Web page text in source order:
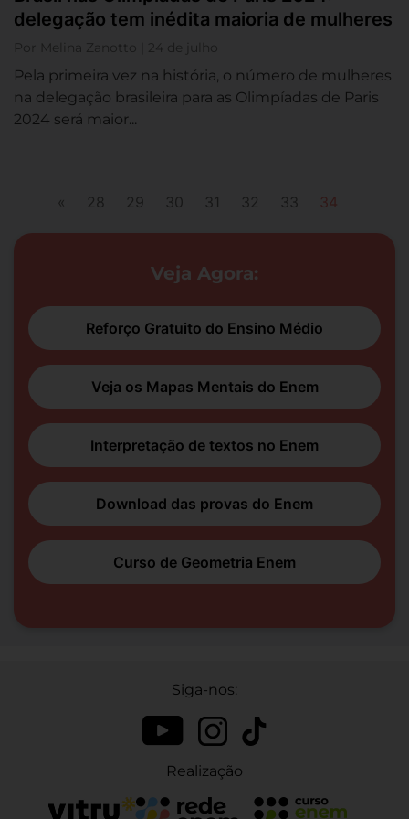
delegação tem inédita maioria de mulheres
Por Melina Zanotto | 24 de julho
Pela primeira vez na história, o número de mulheres
na delegação brasileira para as Olimpíadas de Paris
2024 será maior...
« 28 29 30 31 32 33 34
Veja Agora:
Reforço Gratuito do Ensino Médio
Veja os Mapas Mentais do Enem
Interpretação de textos no Enem
Download das provas do Enem
Curso de Geometria Enem
Siga-nos:
Realização